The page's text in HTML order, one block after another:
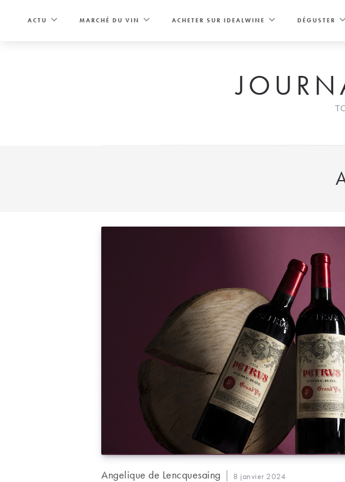
ACTU MARCHÉ DU VIN ACHETER SUR IDEALWINE DÉGUSTER
Auteur/autrice
Angelique de Lencquesaing
Publication
8 janvier 2024